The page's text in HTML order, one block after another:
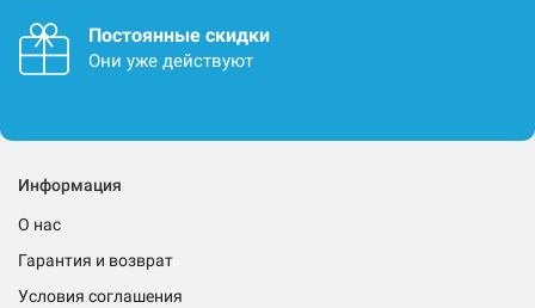
Постоянные скидки
Они уже действуют
Информация
О нас
Гарантия и возврат
Условия соглашения